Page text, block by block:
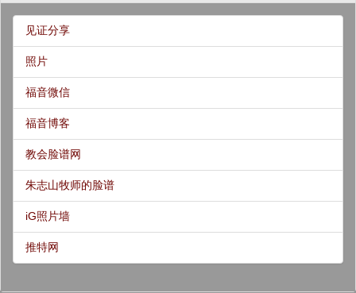
见证分享
照片
福音微信
福音博客
教会脸谱网
朱志山牧师的脸谱
iG照片墙
推特网